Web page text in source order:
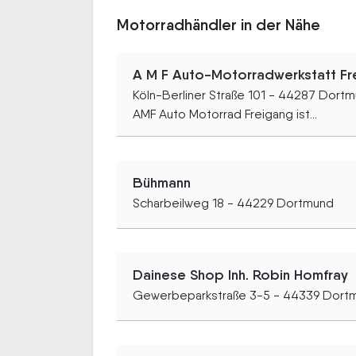
Motorradhändler in der Nähe
A M F Auto-Motorradwerkstatt
Köln-Berliner Straße 101 - 44287
AMF Auto Motorrad Freigang ist...
Bühmann
Scharbeilweg 18 - 44229 Dortmund
Dainese Shop Inh. Robin Homfray
Gewerbeparkstraße 3-5 - 44339